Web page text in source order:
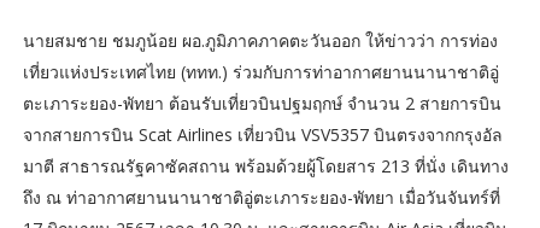
นายสมชาย ชมภูน้อย ผอ.ภูมิภาคภาคตะวันออก ให้ข่าวว่า การท่อง
เที่ยวแห่งประเทศไทย (ททท.) ร่วมกับการท่าอากาศยานนานาชาติอู่
ตะเภาระยอง-พัทยา ต้อนรับเที่ยวบินปฐมฤกษ์ จำนวน 2 สายการบิน
จากสายการบิน Scat Airlines เที่ยวบิน VSV5357 บินตรงจากกรุงอัล
มาตี สาธารณรัฐคาซัคสถาน พร้อมด้วยผู้โดยสาร 213 ที่นั่ง เดินทาง
ถึง ณ ท่าอากาศยานนานาชาติอู่ตะเภาระยอง-พัทยา เมื่อวันจันทร์ที่